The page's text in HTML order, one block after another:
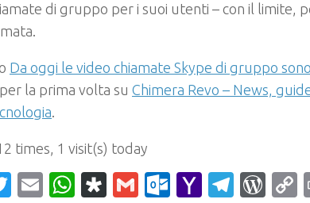
di gruppo per i suoi utenti – con il limite,
Da oggi le video chiamate Skype di gruppo
la prima volta su Chimera Revo – News,
.
times, 1 visit(s) today
Twitter
EmailWhatsApp
Diaspora
Gmail Yahoo